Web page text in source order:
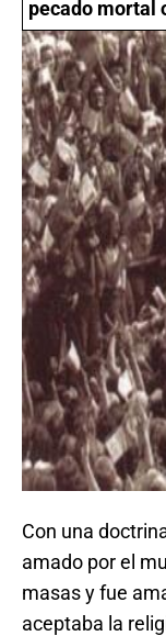
pecado mortal
Con una
amado por el
masas y fue
aceptaba la